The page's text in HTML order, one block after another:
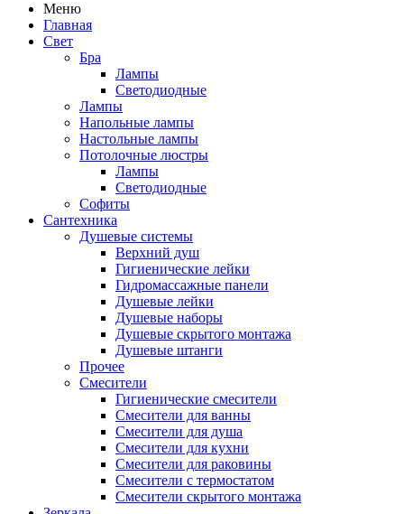
Меню
Главная
Свет
Бра
Лампы
Светодиодные
Лампы
Напольные лампы
Настольные лампы
Потолочные люстры
Лампы
Светодиодные
Софиты
Сантехника
Душевые системы
Верхний душ
Гигиенические лейки
Гидромассажные панели
Душевые лейки
Душевые наборы
Душевые скрытого монтажа
Душевые штанги
Прочее
Смесители
Гигиенические смесители
Смесители для ванны
Смесители для душа
Смесители для кухни
Смесители для раковины
Смесители с термостатом
Смесители скрытого монтажа